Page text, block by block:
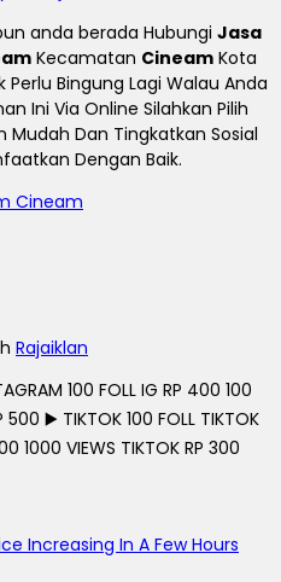
anda berada Hubungi Jasa
Kecamatan CineamKota
Perlu Bingung Lagi Walau Anda
Ini Via Online Silahkan Pilih
Mudah Dan Tingkatkan Sosial
Dengan Baik.
Cineam
Rajaiklan
100 FOLL IG RP 400 100
500 ▶️ TIKTOK 100 FOLL TIKTOK
1000 VIEWS TIKTOK RP 300